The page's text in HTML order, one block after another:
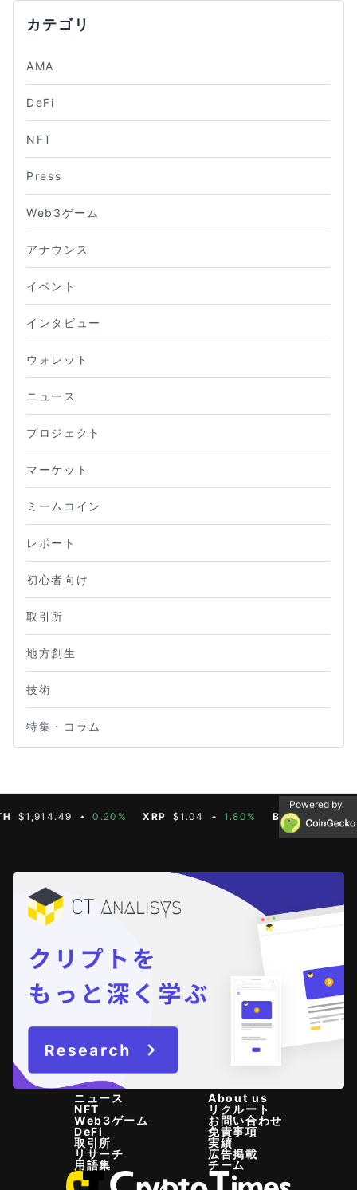
カテゴリ
AMA
DeFi
NFT
Press
Web3ゲーム
アナウンス
イベント
インタビュー
ウォレット
ニュース
プロジェクト
マーケット
ミームコイン
レポート
初心者向け
取引所
地方創生
技術
特集・コラム
0.20% XRP $1.04 1.80% BNB $603.21
Powered by
ニュース
NFT
Web3ゲーム
DeFi
取引所
リサーチ
用語集
About us
リクルート
お問い合わせ
免責事項
実績
広告掲載
チーム